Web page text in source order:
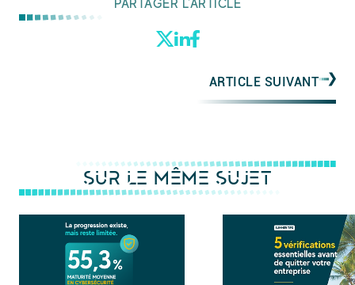
PARTAGER L'ARTICLE
ARTICLE SUIVANT
SUR LE MÊME SUJET